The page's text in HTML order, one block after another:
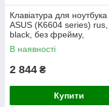
Клавіатура для ноутбука
ASUS (K6604 series) rus,
black, без фрейму,
підсвічування клавіш (Red
Esc)
В наявності
2 844 ₴
Купити